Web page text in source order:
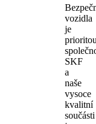
vozidla
je
prioritou
SKF
a
naše
vysoce
kvalitní
součásti